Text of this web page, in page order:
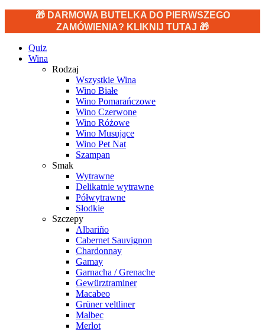
🎁 DARMOWA BUTELKA DO PIERWSZEGO
ZAMÓWIENIA? KLIKNIJ TUTAJ 🎁
Quiz
Wina
Rodzaj
Wszystkie Wina
Wino Białe
Wino Pomarańczowe
Wino Czerwone
Wino Różowe
Wino Musujące
Wino Pet Nat
Szampan
Smak
Wytrawne
Delikatnie wytrawne
Półwytrawne
Słodkie
Szczepy
Albariño
Cabernet Sauvignon
Chardonnay
Gamay
Garnacha / Grenache
Gewürztraminer
Macabeo
Grüner veltliner
Malbec
Merlot